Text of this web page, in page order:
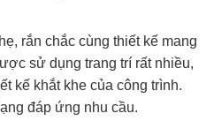
rắn chắc cùng thiết kế mang
sử dụng trang trí rất nhiều,
kế khắt khe của công trình.
đáp ứng nhu cầu.